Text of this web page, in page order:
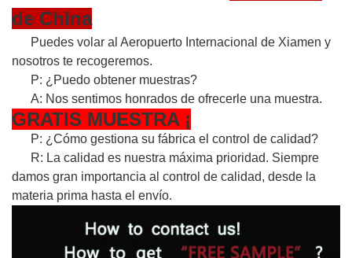
de China
Puedes volar al Aeropuerto Internacional de Xiamen y
nosotros te recogeremos.
P: ¿Puedo obtener muestras?
A: Nos sentimos honrados de ofrecerle una muestra.
GRATIS MUESTRA ¡
P: ¿Cómo gestiona su fábrica el control de calidad?
R: La calidad es nuestra máxima prioridad. Siempre
damos gran importancia al control de calidad, desde la
materia prima hasta el envío.